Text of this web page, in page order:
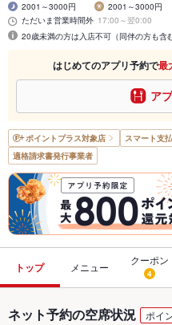
2001～3000円
2001～3000円
ただいま営業時間外 17:00～翌0:00
20歳未満の方は入店不可（同伴の方も含
はじめてのアプリ予約で最
ア
ポイントプラス対象店
スマート支
適格請求書発行事業者
トップ メニュー
クーポン
4
ネット予約の空席状況 ポイ